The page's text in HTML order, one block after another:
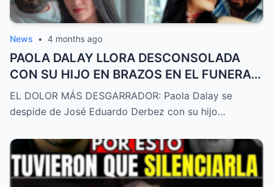
News • 4 months ago
PAOLA DALAY LLORA DESCONSOLADA
CON SU HIJO EN BRAZOS EN EL FUNERAL
DE JOSÉ EDUARDO DERBEZ
EL DOLOR MÁS DESGARRADOR: Paola Dalay se
despide de José Eduardo Derbez con su hijo…